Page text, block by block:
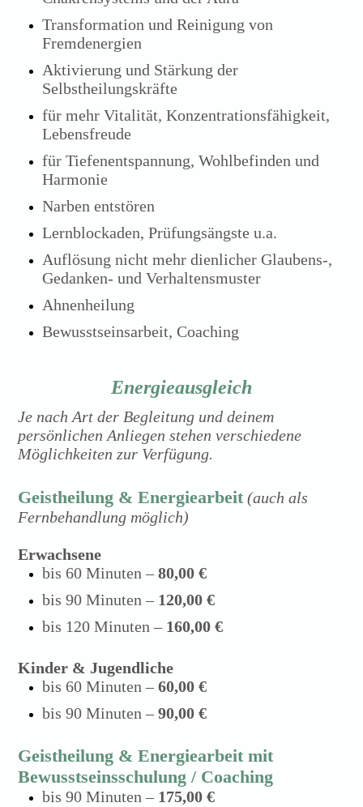
Transformation und Reinigung von
Fremdenergien
Aktivierung und Stärkung der
Selbstheilungskräfte
für mehr Vitalität, Konzentrationsfähigkeit,
Lebensfreude
für Tiefenentspannung, Wohlbefinden und
Harmonie
Narben entstören
Lernblockaden, Prüfungsängste u.a.
Auflösung nicht mehr dienlicher Glaubens-,
Gedanken- und Verhaltensmuster
Ahnenheilung
Bewusstseinsarbeit, Coaching
Energieausgleich
Je nach Art der Begleitung und deinem
persönlichen Anliegen stehen verschiedene
Möglichkeiten zur Verfügung.
Geistheilung & Energiearbeit (auch als
Fernbehandlung möglich)
Erwachsene
bis 60 Minuten –80,00 €
bis 90 Minuten – 120,00 €
bis 120 Minuten – 160,00 €
Kinder & Jugendliche
bis 60 Minuten –60,00 €
bis 90 Minuten –90,00 €
Geistheilung & Energiearbeit mit
Bewusstseinsschulung / Coaching
bis 90 Minuten – 175,00 €